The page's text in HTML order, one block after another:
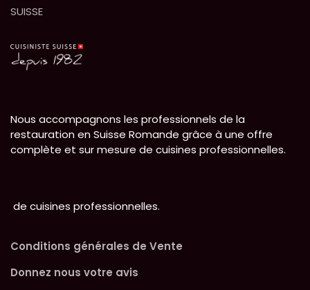
SUISSE
Nous accompagnons les professionnels de la
restauration en Suisse Romande grâce à une offre
complète et sur mesure de cuisines professionnelles.
de cuisines professionnelles.
Conditions générales de Vente
Donnez nous votre avis